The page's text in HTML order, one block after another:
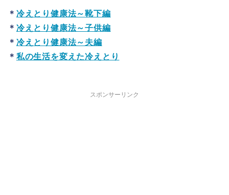
＊ 冷えとり健康法～靴下編
＊ 冷えとり健康法～子供編
＊ 冷えとり健康法～夫編
＊ 私の生活を変えた冷えとり
スポンサーリンク